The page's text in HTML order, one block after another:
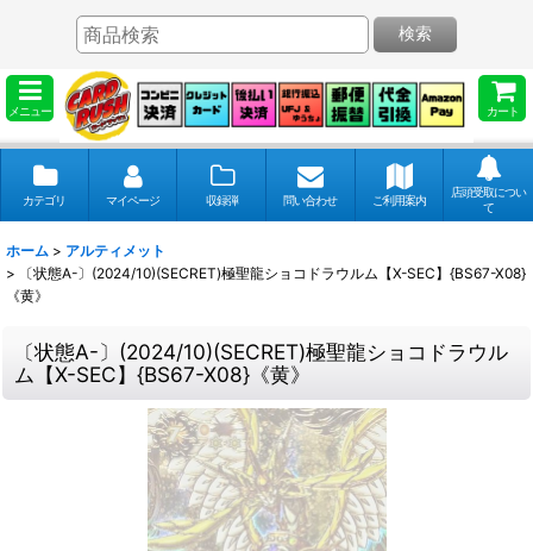
メニュー カート
検索
カテゴリ マイページ 収録弾 問い合わせ ご利用案内
店頭受取につい
て
ホーム > アルティメット
>
〔状態A-〕(2024/10)(SECRET)極聖龍ショコドラウルム【X-SEC】{BS67-X08}
《黄》
〔状態A-〕(2024/10)(SECRET)極聖龍ショコドラウル
ム【X-SEC】{BS67-X08}《黄》